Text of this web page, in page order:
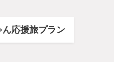
応援旅プラン